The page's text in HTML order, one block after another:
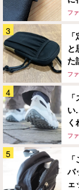
フ
と
た
フ
い
く
フ
バ
ェ